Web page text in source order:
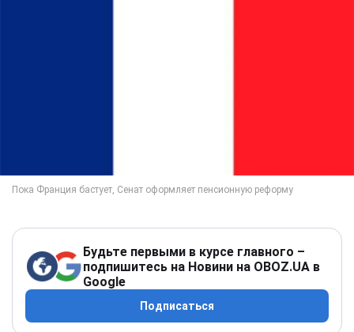
Будьте первыми в курсе главного –
подпишитесь на Новини на OBOZ.UA в
Google
Подписаться